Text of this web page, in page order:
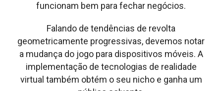
funcionam bem para fechar negócios.
Falando de tendências de revolta
geometricamente progressivas, devemos notar
a mudança do jogo para dispositivos móveis. A
implementação de tecnologias de realidade
virtual também obtém o seu nicho e ganha um